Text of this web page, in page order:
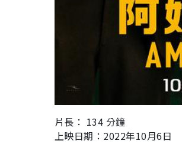
片長： 134 分鐘
上映日期： 2022年10月6日